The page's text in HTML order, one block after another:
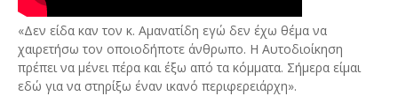
«Δεν είδα καν τον κ. Αμανατίδη εγώ δεν έχω θέμα να
χαιρετήσω τον οποιοδήποτε άνθρωπο. Η Αυτοδιοίκηση
πρέπει να μένει πέρα και έξω από τα κόμματα. Σήμερα είμαι
εδώ για να στηρίξω έναν ικανό περιφερειάρχη».